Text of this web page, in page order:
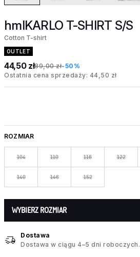
hmlKARLO T-SHIRT S/S
Cotton T-shirt
OUTLET
44,50 zł89,00 zł-50%
Ostatnia cena sprzedaży: 44,50 zł
ROZMIAR
104 110 116 122
140 146 152
WYBIERZ ROZMIAR
Dostawa
Dostawa w ciągu 4–5 dni roboczych.